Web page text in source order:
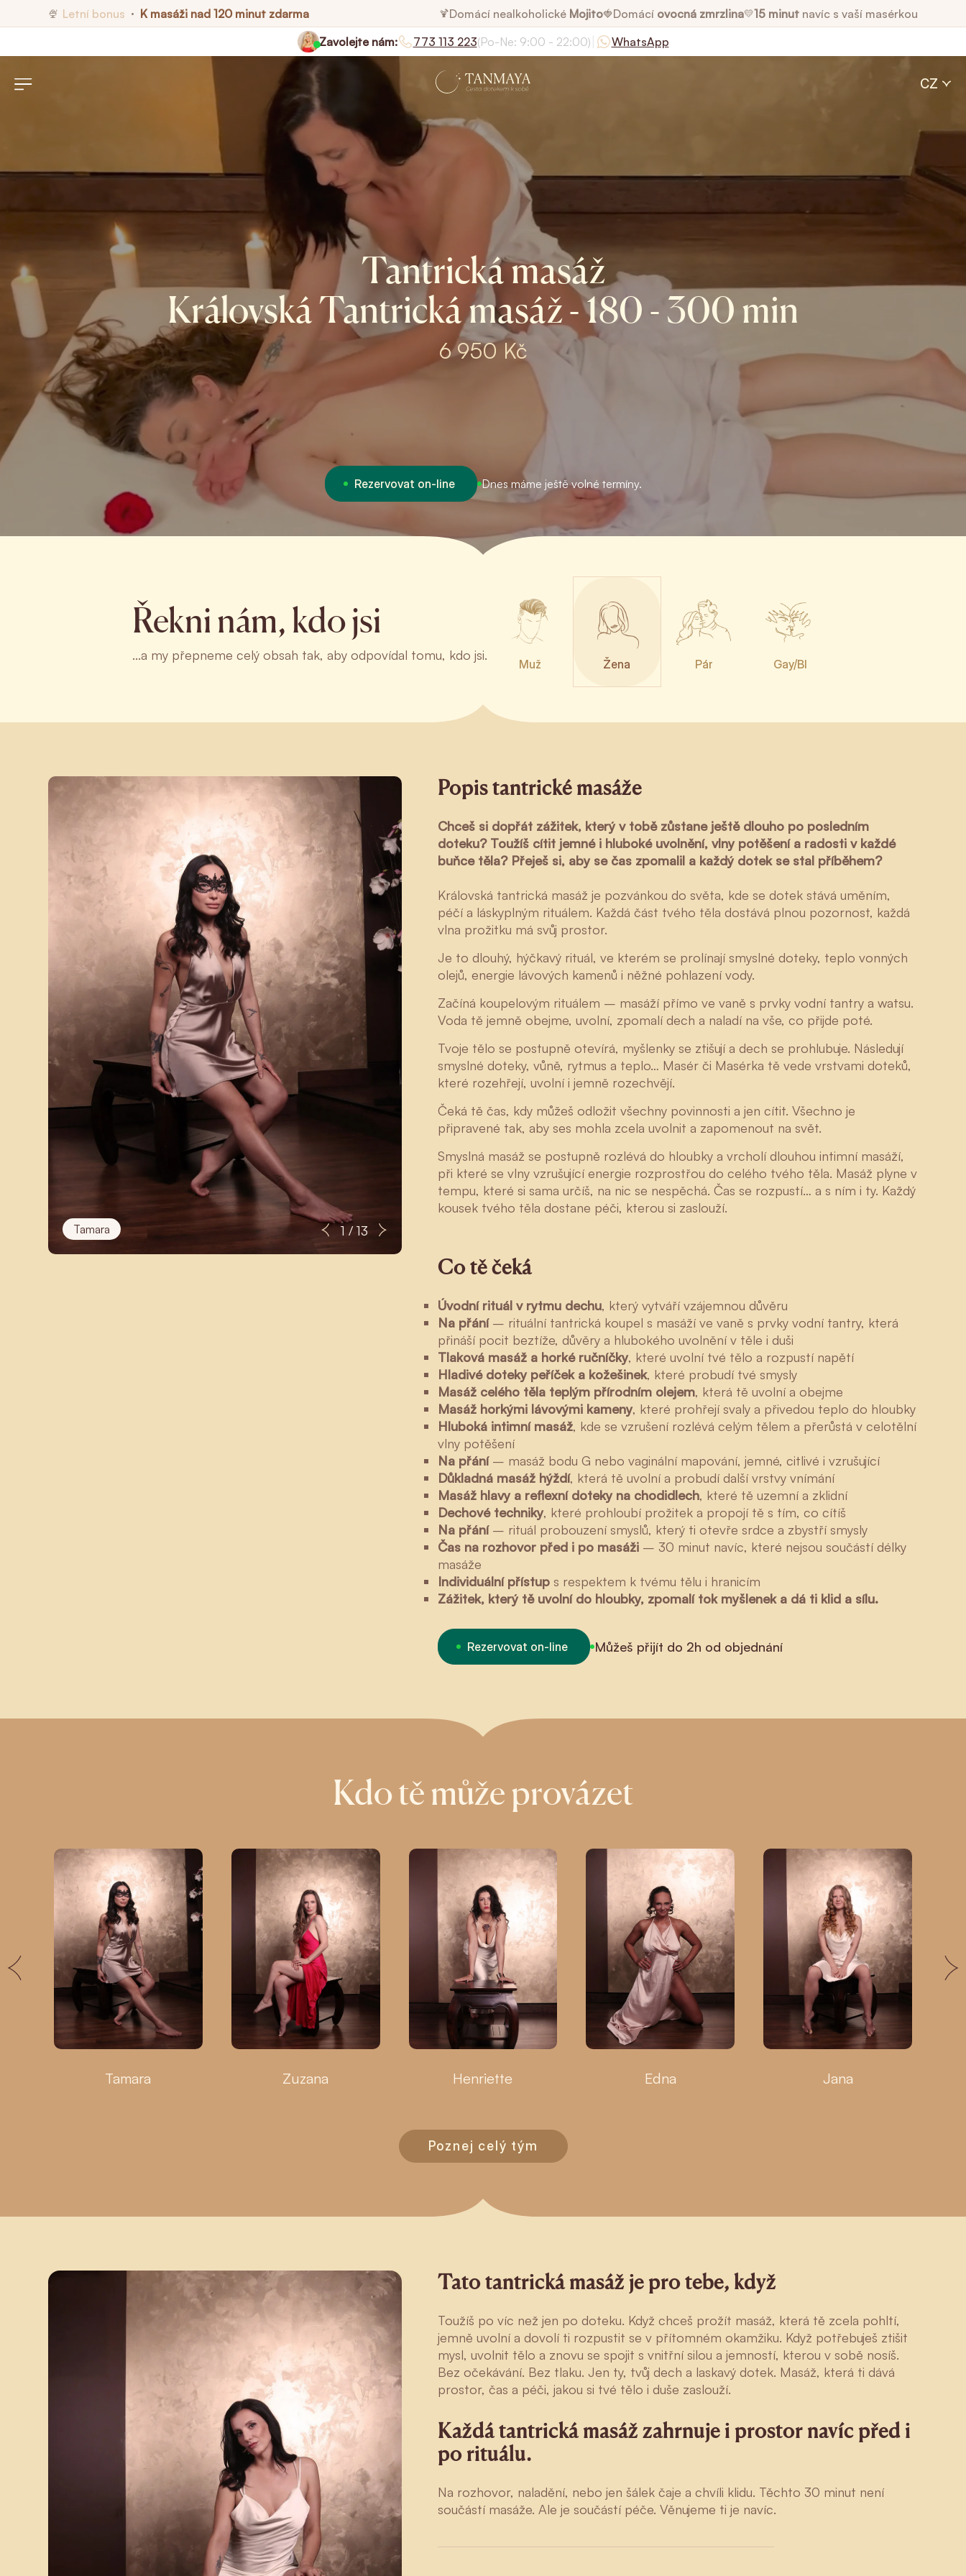
🍨 Letní bonus • K masáži nad 120 minut zdarma 🍹Domácí nealkoholické Mojito🍓Domácí ovocná zmrzlina💛15 minut navíc s vaší masérkou
Zavolejte nám:
773 113 223(Po-Ne: 9:00 - 22:00) WhatsApp
CZ
Tantrická masáž
Královská Tantrická masáž - 180 - 300 min
6 950 Kč
Rezervovat on-line Dnes máme ještě volné termíny.
Řekni nám, kdo jsi
...a my přepneme celý obsah tak, aby odpovídal tomu, kdo jsi.
Muž Žena Pár Gay/BI
Tamara 1 / 13
Popis tantrické masáže
Chceš si dopřát zážitek, který v tobě zůstane ještě dlouho po posledním
doteku? Toužíš cítit jemné i hluboké uvolnění, vlny potěšení a radosti v každé
buňce těla? Přeješ si, aby se čas zpomalil a každý dotek se stal příběhem?
Královská tantrická masáž je pozvánkou do světa, kde se dotek stává uměním,
péčí a láskyplným rituálem. Každá část tvého těla dostává plnou pozornost, každá
vlna prožitku má svůj prostor.
Je to dlouhý, hýčkavý rituál, ve kterém se prolínají smyslné doteky, teplo vonných
olejů, energie lávových kamenů i něžné pohlazení vody.
Začíná koupelovým rituálem – masáží přímo ve vaně s prvky vodní tantry a watsu.
Voda tě jemně obejme, uvolní, zpomalí dech a naladí na vše, co přijde poté.
Tvoje tělo se postupně otevírá, myšlenky se ztišují a dech se prohlubuje. Následují
smyslné doteky, vůně, rytmus a teplo… Masér či Masérka tě vede vrstvami doteků,
které rozehřejí, uvolní i jemně rozechvějí.
Čeká tě čas, kdy můžeš odložit všechny povinnosti a jen cítit. Všechno je
připravené tak, aby ses mohla zcela uvolnit a zapomenout na svět.
Smyslná masáž se postupně rozlévá do hloubky a vrcholí dlouhou intimní masáží,
při které se vlny vzrušující energie rozprostřou do celého tvého těla. Masáž plyne v
tempu, které si sama určíš, na nic se nespěchá. Čas se rozpustí… a s ním i ty. Každý
kousek tvého těla dostane péči, kterou si zaslouží.
Co tě čeká
Úvodní rituál v rytmu dechu, který vytváří vzájemnou důvěru
Na přání – rituální tantrická koupel s masáží ve vaně s prvky vodní tantry, která
přináší pocit beztíže, důvěry a hlubokého uvolnění v těle i duši
Tlaková masáž a horké ručníčky, které uvolní tvé tělo a rozpustí napětí
Hladivé doteky peříček a kožešinek, které probudí tvé smysly
Masáž celého těla teplým přírodním olejem, která tě uvolní a obejme
Masáž horkými lávovými kameny, které prohřejí svaly a přivedou teplo do hloubky
Hluboká intimní masáž, kde se vzrušení rozlévá celým tělem a přerůstá v celotělní
vlny potěšení
Na přání – masáž bodu G nebo vaginální mapování, jemné, citlivé i vzrušující
Důkladná masáž hýždí, která tě uvolní a probudí další vrstvy vnímání
Masáž hlavy a reflexní doteky na chodidlech, které tě uzemní a zklidní
Dechové techniky, které prohloubí prožitek a propojí tě s tím, co cítíš
Na přání – rituál probouzení smyslů, který ti otevře srdce a zbystří smysly
Čas na rozhovor před i po masáži – 30 minut navíc, které nejsou součástí délky
masáže
Individuální přístup s respektem k tvému tělu i hranicím
Zážitek, který tě uvolní do hloubky, zpomalí tok myšlenek a dá ti klid a sílu.
Rezervovat on-line Můžeš přijít do 2h od objednání
Kdo tě může provázet
Tamara Zuzana Henriette Edna Jana
Poznej celý tým
Tato tantrická masáž je pro tebe, když
Toužíš po víc než jen po doteku. Když chceš prožít masáž, která tě zcela pohltí,
jemně uvolní a dovolí ti rozpustit se v přítomném okamžiku. Když potřebuješ ztišit
mysl, uvolnit tělo a znovu se spojit s vnitřní silou a jemností, kterou v sobě nosíš.
Bez očekávání. Bez tlaku. Jen ty, tvůj dech a laskavý dotek. Masáž, která ti dává
prostor, čas a péči, jakou si tvé tělo i duše zaslouží.
Každá tantrická masáž zahrnuje i prostor navíc před i
po rituálu.
Na rozhovor, naladění, nebo jen šálek čaje a chvíli klidu. Těchto 30 minut není
součástí masáže. Ale je součástí péče. Věnujeme ti je navíc.